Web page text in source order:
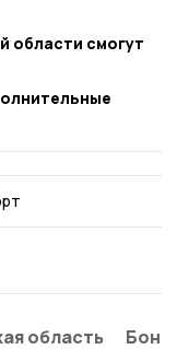
области смогут
область